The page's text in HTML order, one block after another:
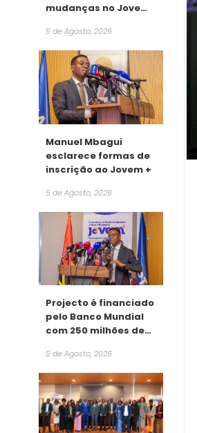
mudanças no Jovem
5 de Agosto, 2026
Manuel Mbagui
esclarece formas de
inscrição ao Jovem +
5 de Agosto, 2026
Projecto é financiado
pelo Banco Mundial
com 250 milhões de
5 de Agosto, 2026